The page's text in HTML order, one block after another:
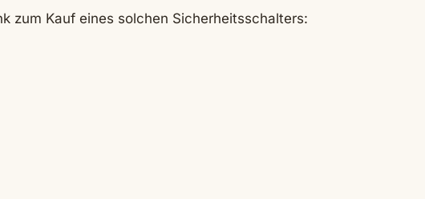
zum Kauf eines solchen Sicherheitsschalters: